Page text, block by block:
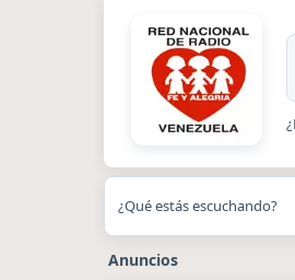
¿Qué estás escuchando?
Anuncios